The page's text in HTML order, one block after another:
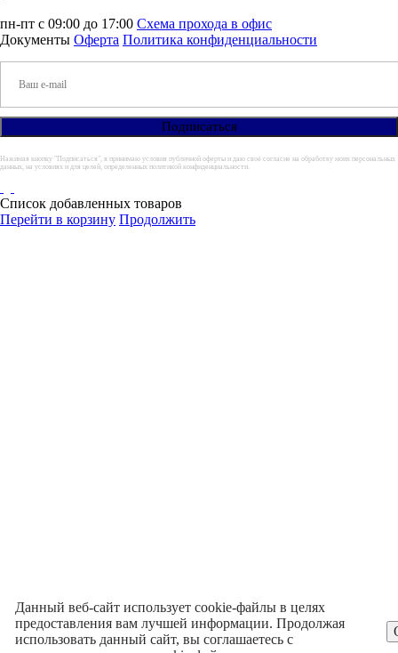
пн-пт с 09:00 до 17:00 Схема прохода в офис
Документы Оферта Политика конфиденциальности
Нажимая кнопку "Подписаться", я принимаю условия публичной оферты и даю своё согласие на обработку моих персональных
данных, на условиях и для целей, определенных политикой конфиденциальности.
Список добавленных товаров
Перейти в корзину Продолжить
Данный веб-сайт использует cookie-файлы в целях
предоставления вам лучшей информации. Продолжая
использовать данный сайт, вы соглашаетесь с